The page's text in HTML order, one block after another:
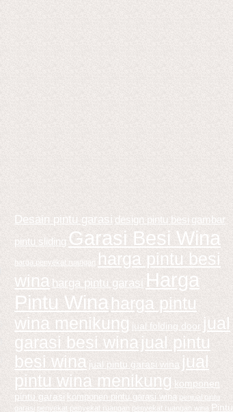
Desain pintu garasi design pintu besi gambar
pintu sliding Garasi Besi Wina
harga penyekat ruangan
harga pintu besi
wina harga pintu garasi Harga
Pintu Winaharga pintu
wina menikung jual folding door jual
garasi besi wina jual pintu
besi wina jual pintu garasi wina jual
pintu wina menikung komponen
pintu garasi komponen pintu garasi wina penjual pintu
garasi penyekat penyekat ruangan penyekat ruangan wina Pintu